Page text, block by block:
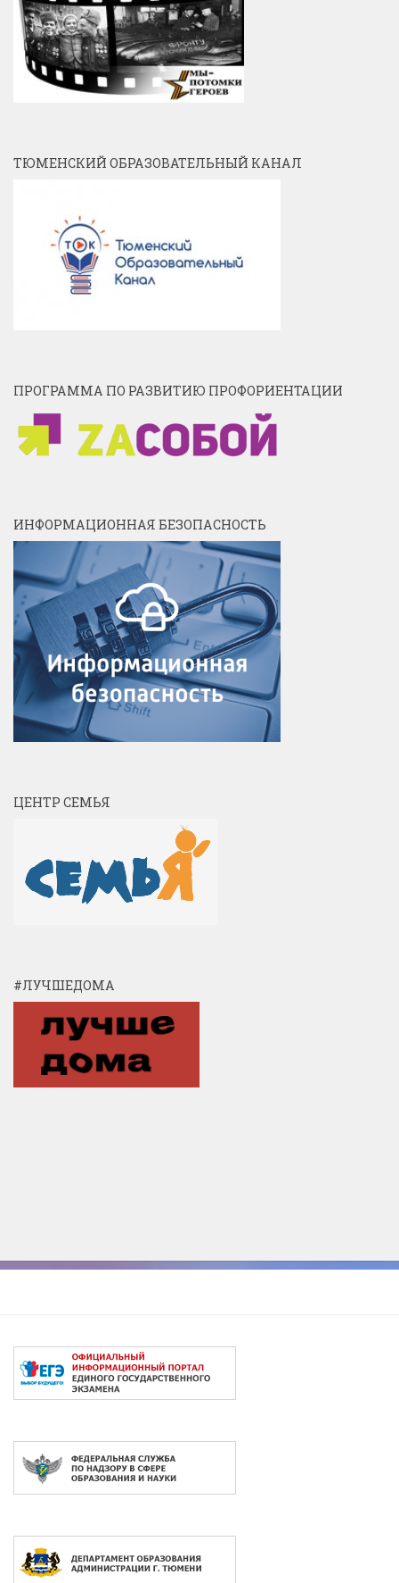
ТЮМЕНСКИЙ ОБРАЗОВАТЕЛЬНЫЙ КАНАЛ
ПРОГРАММА ПО РАЗВИТИЮ ПРОФОРИЕНТАЦИИ
ИНФОРМАЦИОННАЯ БЕЗОПАСНОСТЬ
ЦЕНТР СЕМЬЯ
#ЛУЧШЕДОМА